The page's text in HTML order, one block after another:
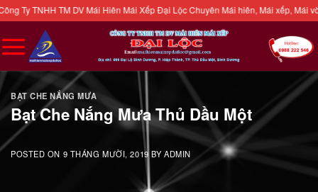
Skip
to
content
TM DV Mái Hiên Mái Xếp Đại Lộc Chuyên Mái hiên, Mái xếp, Mái vòm,
BẠT CHE NẮNG MƯA
Bạt Che Nắng Mưa Thủ Dầu Một
POSTED ON 9 THÁNG MƯỜI, 2019 BYADMIN